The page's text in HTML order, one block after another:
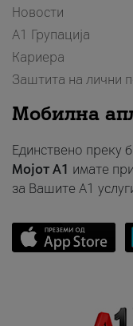
Новости
А1 Групација
Кариера
Заштита на лични
Мобилна
Единствено преку
Мојот A1 имате
за Вашите A1